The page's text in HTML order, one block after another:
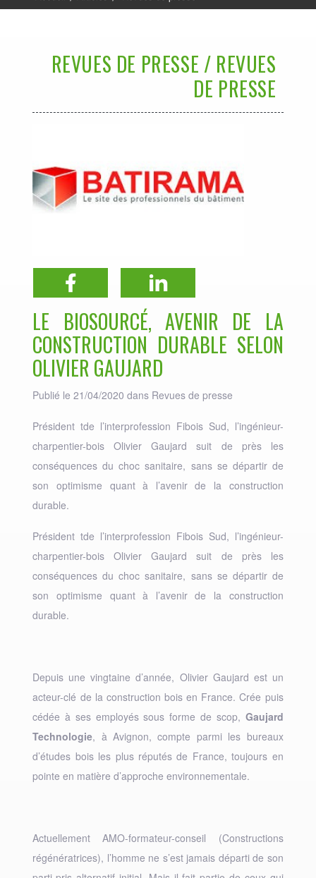
REVUES DE PRESSE / REVUES
DE PRESSE
LE BIOSOURCÉ, AVENIR DE LA
CONSTRUCTION DURABLE SELON
OLIVIER GAUJARD
Publié le 21/04/2020 dans Revues de presse
Président tde l’interprofession Fibois Sud, l’ingénieur-
charpentier-bois Olivier Gaujard suit de près les
conséquences du choc sanitaire, sans se départir de
son optimisme quant à l’avenir de la construction
durable.
Président tde l’interprofession Fibois Sud, l’ingénieur-
charpentier-bois Olivier Gaujard suit de près les
conséquences du choc sanitaire, sans se départir de
son optimisme quant à l’avenir de la construction
durable.
Depuis une vingtaine d’année, Olivier Gaujard est un
acteur-clé de la construction bois en France. Crée puis
cédée à ses employés sous forme de scop, Gaujard
Technologie, à Avignon, compte parmi les bureaux
d’études bois les plus réputés de France, toujours en
pointe en matière d’approche environnementale.
Actuellement AMO-formateur-conseil (Constructions
régénératrices), l’homme ne s’est jamais départi de son